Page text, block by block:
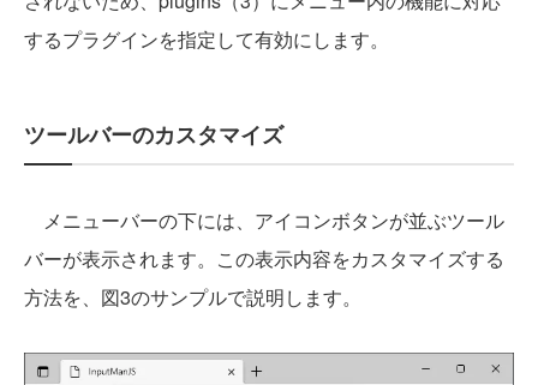
するプラグインを指定して有効にします。
ツールバーのカスタマイズ
メニューバーの下には、アイコンボタンが並ぶツール
バーが表示されます。この表示内容をカスタマイズする
方法を、図3のサンプルで説明します。